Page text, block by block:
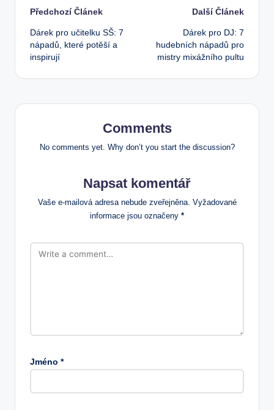
Post
navigation
Předchozí Článek
Dárek pro učitelku SŠ: 7
nápadů, které potěší a
inspirují
Další Článek
Dárek pro DJ: 7
hudebních nápadů pro
mistry mixážního pultu
Comments
No comments yet. Why don’t you start the discussion?
Napsat komentář
Vaše e-mailová adresa nebude zveřejněna. Vyžadované
informace jsou označeny *
Jméno *